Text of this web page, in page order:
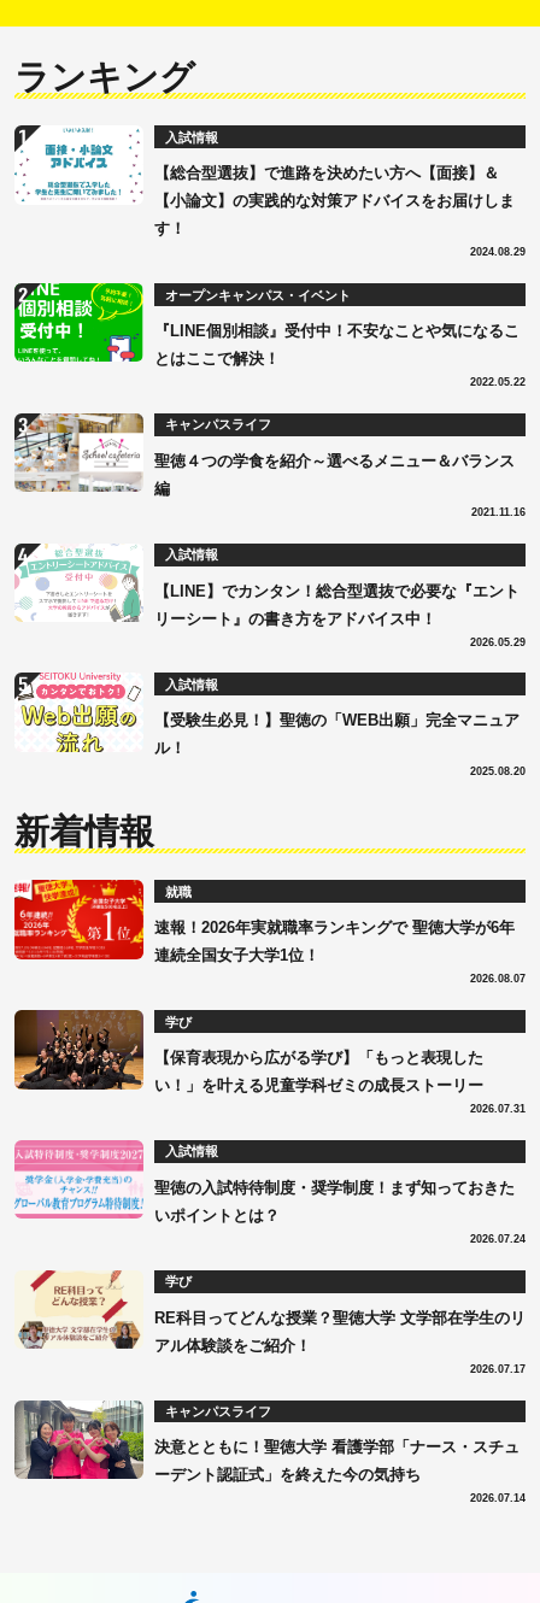
ランキング
入試情報
【総合型選抜】で進路を決めたい方へ【面接】＆
【小論文】の実践的な対策アドバイスをお届けしま
す！
2024.08.29
オープンキャンパス・イベント
『LINE個別相談』受付中！不安なことや気になるこ
とはここで解決！
2022.05.22
キャンパスライフ
聖徳４つの学食を紹介～選べるメニュー＆バランス
編
2021.11.16
入試情報
【LINE】でカンタン！総合型選抜で必要な『エント
リーシート』の書き方をアドバイス中！
2026.05.29
入試情報
【受験生必見！】聖徳の「WEB出願」完全マニュア
ル！
2025.08.20
新着情報
就職
速報！2026年実就職率ランキングで 聖徳大学が6年
連続全国女子大学1位！
2026.08.07
学び
【保育表現から広がる学び】「もっと表現した
い！」を叶える児童学科ゼミの成長ストーリー
2026.07.31
入試情報
聖徳の入試特待制度・奨学制度！まず知っておきた
いポイントとは？
2026.07.24
学び
RE科目ってどんな授業？聖徳大学 文学部在学生のリ
アル体験談をご紹介！
2026.07.17
キャンパスライフ
決意とともに！聖徳大学 看護学部「ナース・スチュ
ーデント認証式」を終えた今の気持ち
2026.07.14